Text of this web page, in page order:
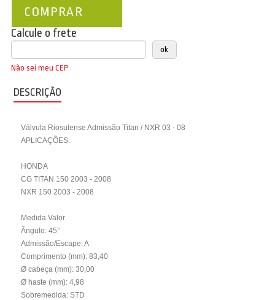
COMPRAR
Calcule o frete
Não sei meu CEP
DESCRIÇÃO
Válvula Riosulense Admissão Titan / NXR 03 - 08
APLICAÇÕES:
HONDA
CG TITAN 150 2003 - 2008
NXR 150 2003 - 2008
Medida Valor
Ângulo: 45°
Admissão/Escape: A
Comprimento (mm): 83,40
Ø cabeça (mm): 30,00
Ø haste (mm): 4,98
Sobremedida: STD